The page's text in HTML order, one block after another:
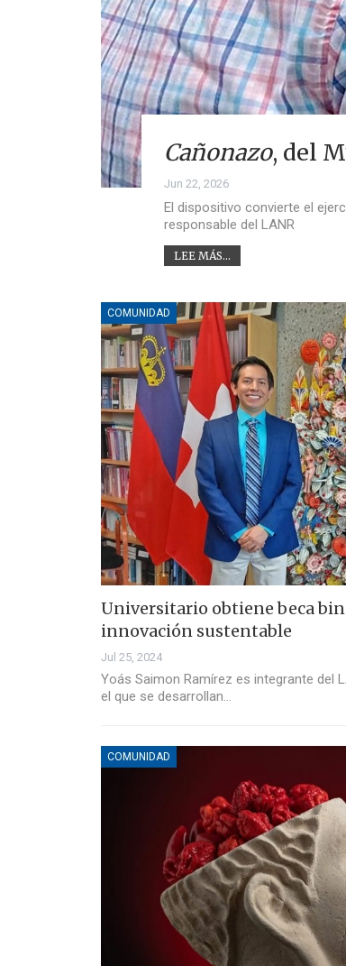
Cañonazo, del
Jun 22, 2026
El dispositivo convierte el
responsable del LANR
LEE MÁS...
COMUNIDAD
Universitario obtiene beca
innovación sustentable
Jul 25, 2024
Yoás Saimon Ramírez es integrante del
el que se desarrollan…
COMUNIDAD